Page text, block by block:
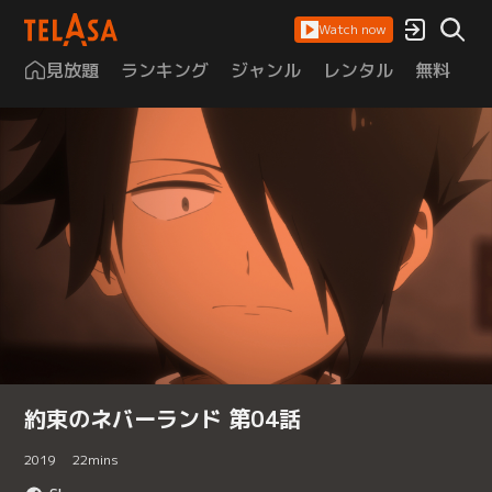
Watch now
見放題 ランキング ジャンル レンタル 無料
約束のネバーランド 第04話
2019 22mins